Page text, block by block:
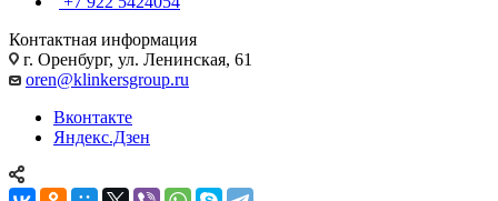
Контактная информация
г. Оренбург, ул. Ленинская, 61
oren@klinkersgroup.ru
Вконтакте
Яндекс.Дзен